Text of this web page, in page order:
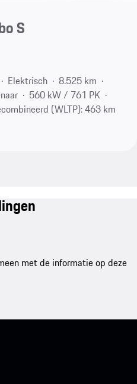
S
Elektrisch
8.525 km
560 kW / 761 PK
(WLTP): 463 km
met de informatie op deze